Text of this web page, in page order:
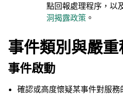
點回報處理程序，以
洞揭露政策 。
事件類別與嚴
事件啟動
確認或高度懷疑某事件對服